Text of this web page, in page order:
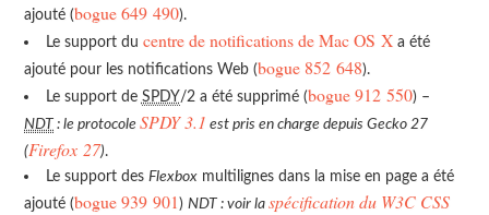
ajouté (bogue 649 490).
Le support du centre de notifications de Mac OS Xa été
ajouté pour les notifications Web (bogue 852 648).
Le support de SPDY/2 a été supprimé (bogue 912 550) –
NDT : le protocoleSPDY 3.1 est pris en charge depuis Gecko 27
(Firefox 27).
Le support des Flexboxmultilignes dans la mise en page a été
ajouté (bogue 939 901)NDT : voir laspécification du W3C CSS